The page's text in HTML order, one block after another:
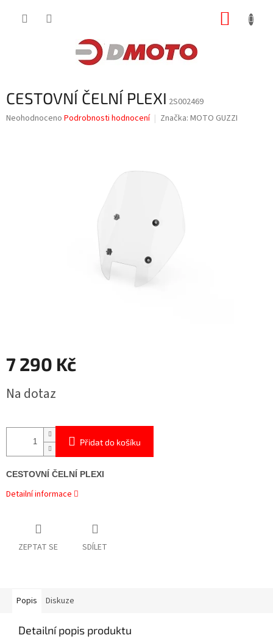
CESTOVNÍ ČELNÍ PLEXI 2S002469
Průměrné
Neohodnoceno Podrobnosti hodnocení Značka: MOTO GUZZI
7 290 Kč
cena:
Na dotaz
Přidat do košíku
CESTOVNÍ ČELNÍ PLEXI
Detailní informace
ZEPTAT SE SDÍLET
Popis Diskuze
Detailní popis produktu